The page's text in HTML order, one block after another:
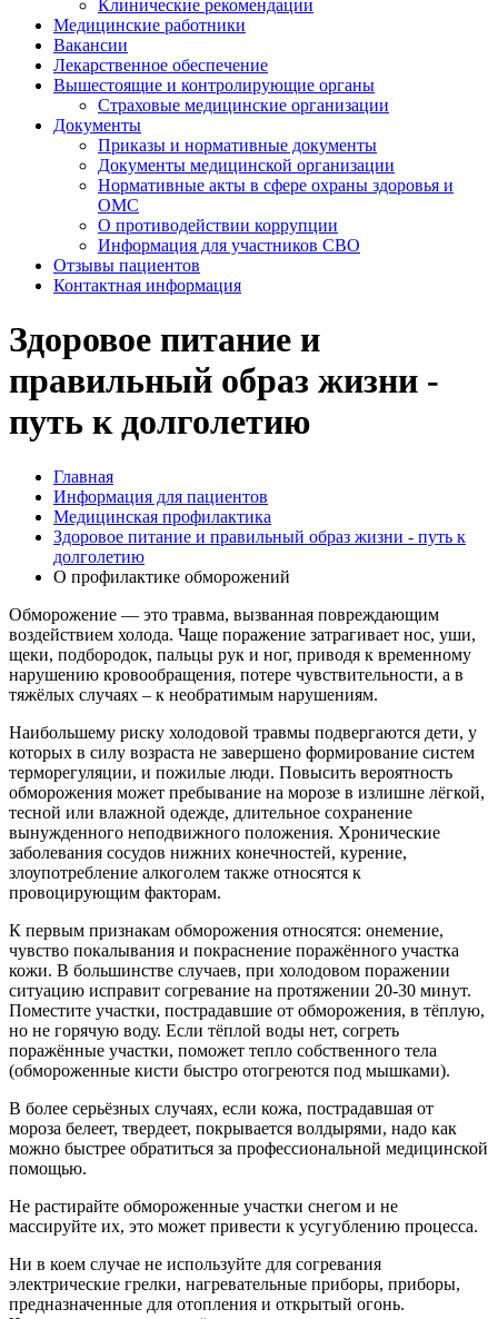
Клинические рекомендации
Медицинские работники
Вакансии
Лекарственное обеспечение
Вышестоящие и контролирующие органы
Страховые медицинские организации
Документы
Приказы и нормативные документы
Документы медицинской организации
Нормативные акты в сфере охраны здоровья и
ОМС
О противодействии коррупции
Информация для участников СВО
Отзывы пациентов
Контактная информация
Здоровое питание и
правильный образ жизни -
путь к долголетию
Главная
Информация для пациентов
Медицинская профилактика
Здоровое питание и правильный образ жизни - путь к
долголетию
О профилактике обморожений
Обморожение — это травма, вызванная повреждающим
воздействием холода. Чаще поражение затрагивает нос, уши,
щеки, подбородок, пальцы рук и ног, приводя к временному
нарушению кровообращения, потере чувствительности, а в
тяжёлых случаях – к необратимым нарушениям.
Наибольшему риску холодовой травмы подвергаются дети, у
которых в силу возраста не завершено формирование систем
терморегуляции, и пожилые люди. Повысить вероятность
обморожения может пребывание на морозе в излишне лёгкой,
тесной или влажной одежде, длительное сохранение
вынужденного неподвижного положения. Хронические
заболевания сосудов нижних конечностей, курение,
злоупотребление алкоголем также относятся к
провоцирующим факторам.
К первым признакам обморожения относятся: онемение,
чувство покалывания и покраснение поражённого участка
кожи. В большинстве случаев, при холодовом поражении
ситуацию исправит согревание на протяжении 20-30 минут.
Поместите участки, пострадавшие от обморожения, в тёплую,
но не горячую воду. Если тёплой воды нет, согреть
поражённые участки, поможет тепло собственного тела
(обмороженные кисти быстро отогреются под мышками).
В более серьёзных случаях, если кожа, пострадавшая от
мороза белеет, твердеет, покрывается волдырями, надо как
можно быстрее обратиться за профессиональной медицинской
помощью.
Не растирайте обмороженные участки снегом и не
массируйте их, это может привести к усугублению процесса.
Ни в коем случае не используйте для согревания
электрические грелки, нагревательные приборы, приборы,
предназначенные для отопления и открытый огонь.